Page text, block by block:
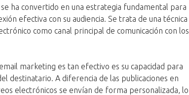
ha convertido en una estrategia fundamental para
efectiva con su audiencia. Se trata de una técnica
como canal principal de comunicación con los
marketing es tan efectivo es su capacidad para
destinatario. A diferencia de las publicaciones en
electrónicos se envían de forma personalizada, lo